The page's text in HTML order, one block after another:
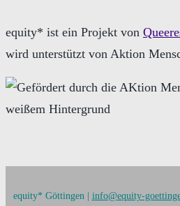
equity* ist ein Projekt von
wird unterstützt von Aktion
equity* Göttingen | info@equity-